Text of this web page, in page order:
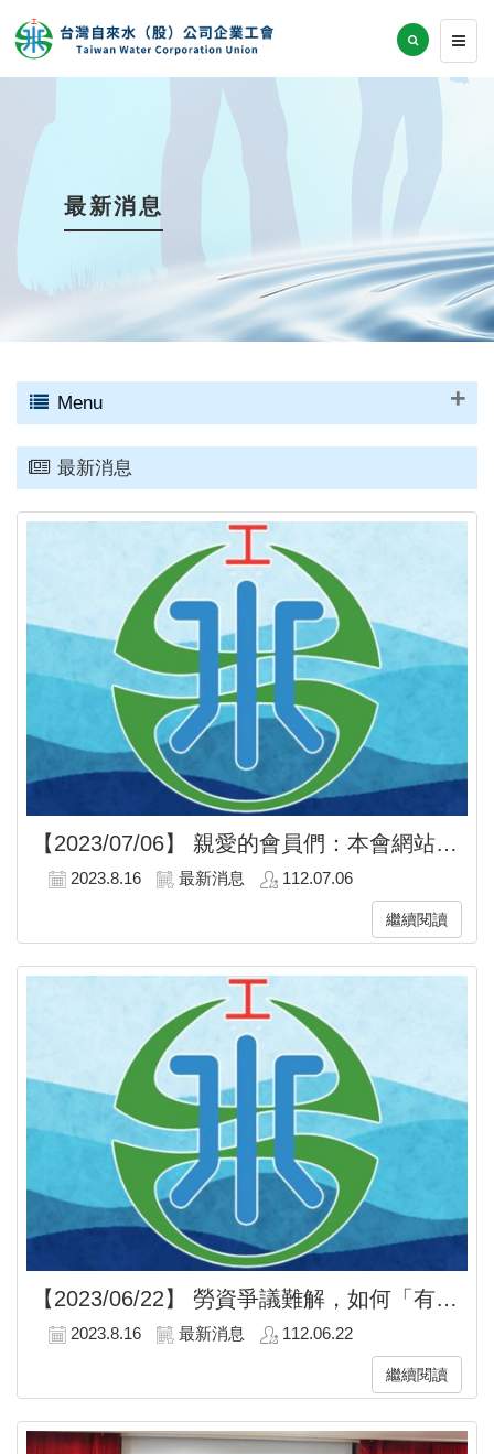
最新消息
Menu
最新消息
【2023/07/06】 親愛的會員們：本會網站增闢［S.O.S.專區-政府你聽到了嗎？］專欄，您若覺得有不平或不合理的事，抑或是遇到任何的三寶事件，歡迎在此版留言發聲～
2023.8.16 最新消息 112.07.06
繼續閱讀
【2023/06/22】 勞資爭議難解，如何「有效罷工」？
2023.8.16 最新消息 112.06.22
繼續閱讀